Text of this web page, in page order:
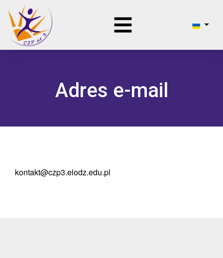
Adres e-mail
kontakt@czp3.elodz.edu.pl